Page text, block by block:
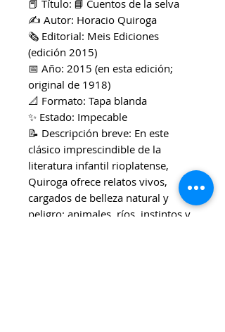
📕 Título: 📘 Cuentos de la selva
✍️ Autor: Horacio Quiroga
🗞️ Editorial: Meis Ediciones
(edición 2015)
📅 Año: 2015 (en esta edición;
original de 1918)
📐 Formato: Tapa blanda
✨ Estado: Impecable
📝 Descripción breve: En este
clásico imprescindible de la
literatura infantil rioplatense,
Quiroga ofrece relatos vivos,
cargados de belleza natural y
peligro: animales, ríos, instintos y